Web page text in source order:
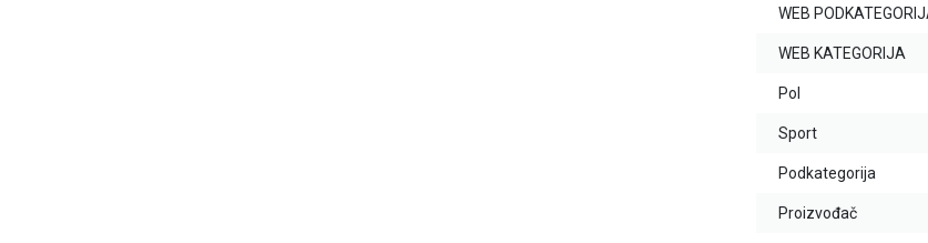
WEB
WEB KATEGORIJA
Pol
Sport
Podkategorija
Proizvođač